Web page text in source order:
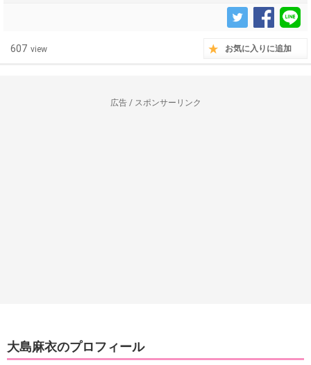
607 view お気に入りに追加
広告 / スポンサーリンク
大島麻衣のプロフィール